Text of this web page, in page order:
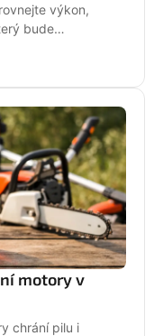
výkon,
bude
motory v
chrání pilu i